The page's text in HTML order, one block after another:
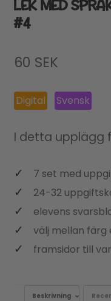
LEK MED
#4
60 SEK
Digital Svensk
I detta upplägg
7 set med
24-32
elevens
välj mellan
framsidor till
Beskrivning